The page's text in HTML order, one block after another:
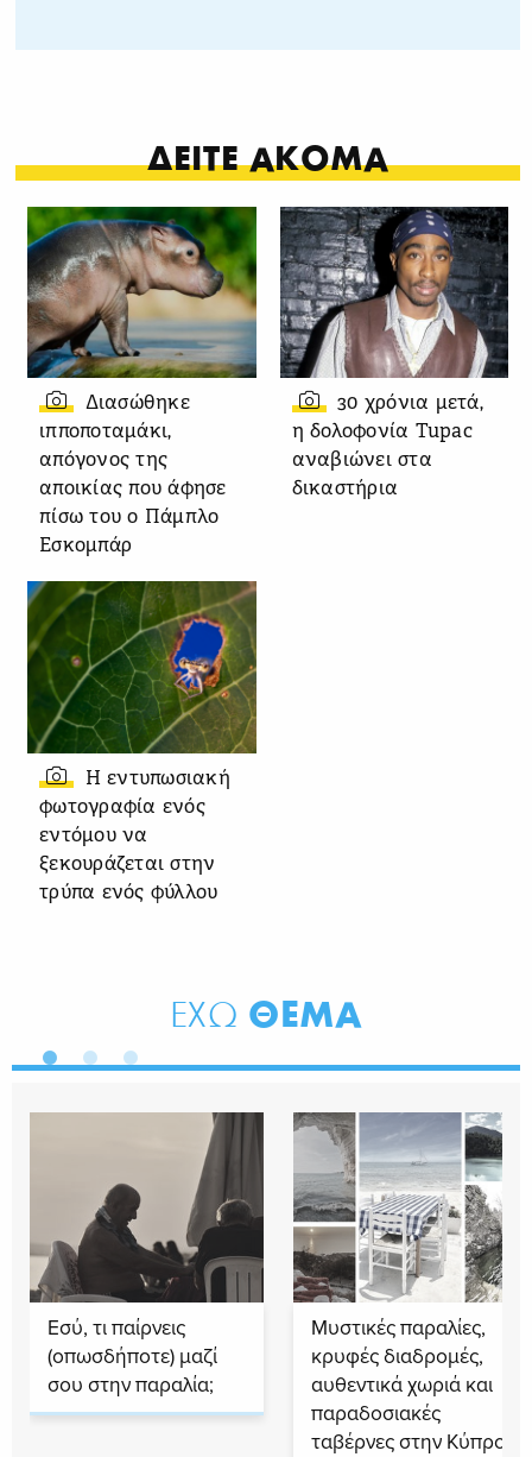
ΔΕΙΤΕ ΑΚΟΜΑ
Διασώθηκε
ιπποποταμάκι,
απόγονος της
αποικίας που άφησε
πίσω του ο Πάμπλο
Εσκομπάρ
30 χρόνια μετά,
η δολοφονία Tupac
αναβιώνει στα
δικαστήρια
Η εντυπωσιακή
φωτογραφία ενός
εντόμου να
ξεκουράζεται στην
τρύπα ενός φύλλου
ΕΧΩ ΘΕΜΑ
Εσύ, τι παίρνεις
(οπωσδήποτε) μαζί
σου στην παραλία;
Μυστικές παραλίες,
κρυφές διαδρομές,
αυθεντικά χωριά και
παραδοσιακές
ταβέρνες στην Κύπρο